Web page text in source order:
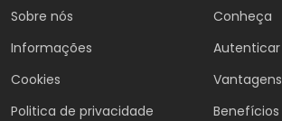
Sobre nós
Informações
Cookies
Politica de privacidade
Conheça
Autenticar
Vantagens
Benefícios